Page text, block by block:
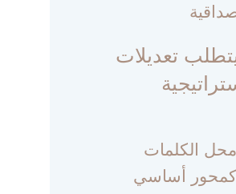
تعديلات
محل الكلمات
كمحور أساسي